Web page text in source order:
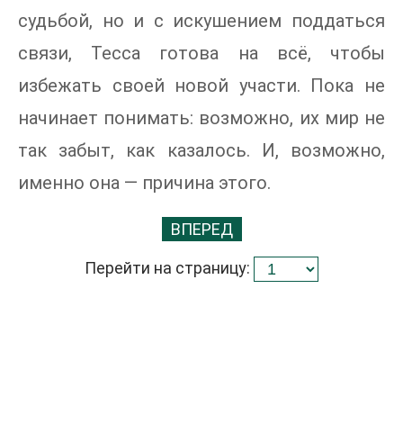
судьбой, но и с искушением поддаться
связи, Тесса готова на всё, чтобы
избежать своей новой участи. Пока не
начинает понимать: возможно, их мир не
так забыт, как казалось. И, возможно,
именно она — причина этого.
ВПЕРЕД
Перейти на страницу: